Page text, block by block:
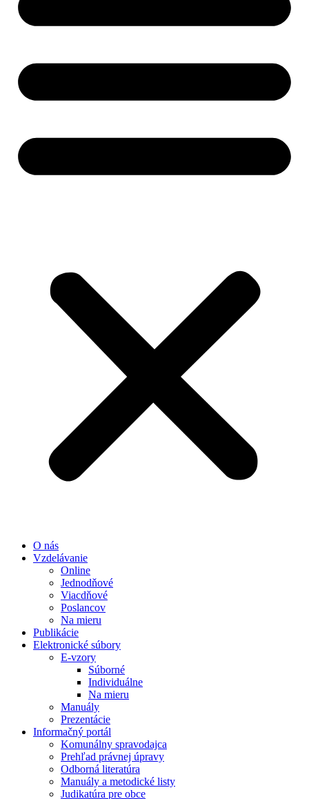
O nás
Vzdelávanie
Online
Jednodňové
Viacdňové
Poslancov
Na mieru
Publikácie
Elektronické súbory
E-vzory
Súborné
Individuálne
Na mieru
Manuály
Prezentácie
Informačný portál
Komunálny spravodajca
Prehľad právnej úpravy
Odborná literatúra
Manuály a metodické listy
Judikatúra pre obce